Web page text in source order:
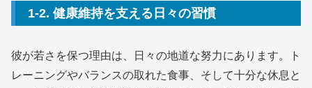
1-2. 健康維持を支える日々の習慣
彼が若さを保つ理由は、日々の地道な努力にあります。ト
レーニングやバランスの取れた食事、そして十分な休息と